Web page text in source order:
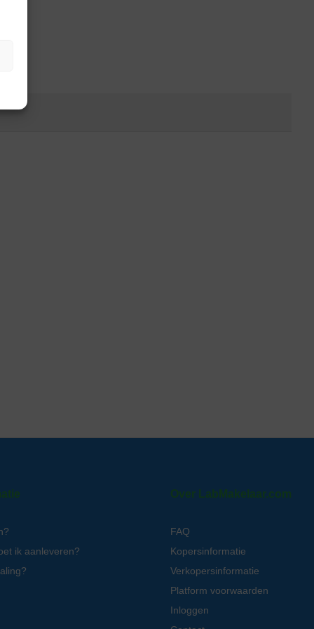
ik aanleveren?
Over LabMakelaar.com
FAQ
Kopersinformatie
Verkopersinformatie
Platform voorwaarden
Inloggen